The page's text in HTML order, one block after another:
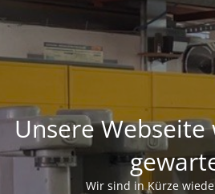
Unsere
Wir sind in Kürze